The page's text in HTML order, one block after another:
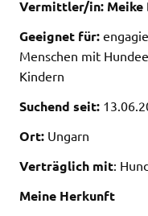
Vermittler/in: Meike
Geeignet für:
Menschen mit
Kindern
Suchend seit:
Ort: Ungarn
Verträglich mit:
Meine Herkunft